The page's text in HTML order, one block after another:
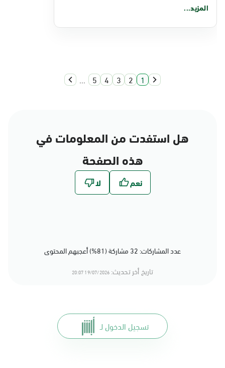
المزيد...
1
2
3
4
5
...
هل استفدت من المعلومات في
هذه الصفحة
عدد المشاركات: 32 مشاركة (81%) أعجبهم المحتوى
تاريخ أخر تحديث: 19/07/2026 20:07
تسجيل الدخول لـ